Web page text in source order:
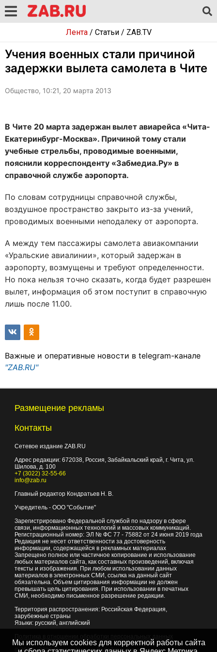
Лента/ Статьи/ ZAB.TV
Учения военных стали причиной
задержки вылета самолета в Чите
Общество, 10:21, 20 марта 2013
В Чите 20 марта задержан вылет авиарейса «Чита-
Екатеринбург-Москва». Причиной тому стали
учебные стрельбы, проводимые военными,
пояснили корреспонденту «Забмедиа.Ру» в
справочной службе аэропорта.
По словам сотрудницы справочной службы,
воздушное пространство закрыто из-за учений,
проводимых военными неподалеку от аэропорта.
А между тем пассажиры самолета авиакомпании
«Уральские авиалинии», который задержан в
аэропорту, возмущены и требуют определенности.
Но пока нельзя точно сказать, когда будет разрешен
вылет, информация об этом поступит в справочную
лишь после 11.00.
Важные и оперативные новости в telegram-канале
"ZAB.RU"
Размещение рекламы
Контакты
Сетевое издание ZAB.RU
Адрес редакции: 672038, Россия, Забайкальский край, г. Чита, ул.
Шилова, д. 100
+7 (3022) 32-55-66
info@zab.ru
Главный редактор Кондратьев Н. В.
Учредитель - ООО "Событие"
Зарегистрировано Федеральной службой по надзору в сфере
связи, информационных технологий и массовых коммуникаций.
Регистрационный номер: ЭЛ № ФС 77 - 75882 от 24 июня 2019 года
Редакция не несет ответственности за достоверность
информации, содержащейся в рекламных материалах
Запрещено полное или частичное копирование и использование
любых материалов сайта, как составных произведений, включая
тексты и изображения. При любом использовании данных
материалов в электронных СМИ, ссылка на данный сайт
обязательна. Объем цитирования информации не должен
превышать цель цитирования. При использовании в печатных
СМИ, необходимо письменное разрешение редакции.
Территория распространения: Российская Федерация,
зарубежные страны
Языки: русский, английский
© 2007 - 2026Портал Читы и Забайкальского края
Мы используем cookies для корректной работы сайта